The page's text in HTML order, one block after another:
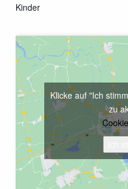
Kinder
Klicke auf "Ich
zu